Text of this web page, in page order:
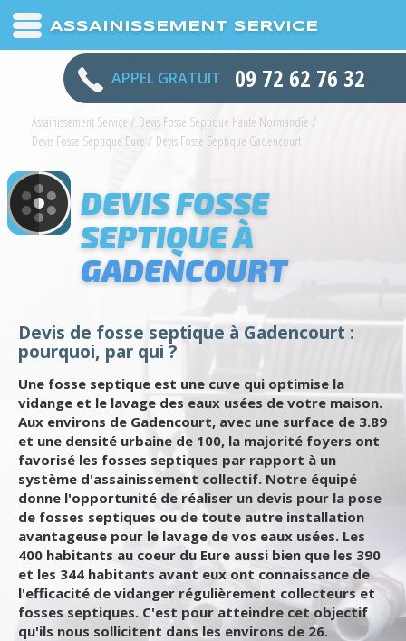
ASSAINISSEMENT SERVICE
APPEL GRATUIT 09 72 62 76 32
Assainissement Service / Devis Fosse Septique Haute Normandie /
Devis Fosse Septique Eure / Devis Fosse Septique Gadencourt
DEVIS FOSSE
SEPTIQUE À
GADENCOURT
Devis de fosse septique à Gadencourt :
pourquoi, par qui ?
Une fosse septique est une cuve qui optimise la
vidange et le lavage des eaux usées de votre maison.
Aux environs de Gadencourt, avec une surface de 3.89
et une densité urbaine de 100, la majorité foyers ont
favorisé les fosses septiques par rapport à un
système d'assainissement collectif. Notre équipé
donne l'opportunité de réaliser un devis pour la pose
de fosses septiques ou de toute autre installation
avantageuse pour le lavage de vos eaux usées. Les
400 habitants au coeur du Eure aussi bien que les 390
et les 344 habitants avant eux ont connaissance de
l'efficacité de vidanger régulièrement collecteurs et
fosses septiques. C'est pour atteindre cet objectif
qu'ils nous sollicitent dans les environs de 26.